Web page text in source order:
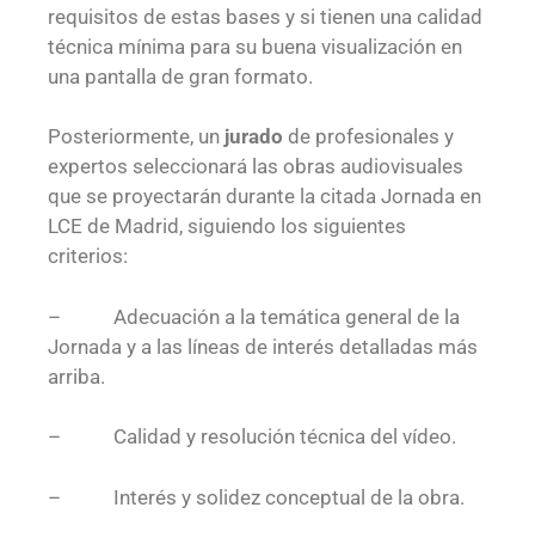
requisitos de estas bases y si tienen una calidad
técnica mínima para su buena visualización en
una pantalla de gran formato.
Posteriormente, un jurado de profesionales y
expertos seleccionará las obras audiovisuales
que se proyectarán durante la citada Jornada en
LCE de Madrid, siguiendo los siguientes
criterios:
– Adecuación a la temática general de la
Jornada y a las líneas de interés detalladas más
arriba.
– Calidad y resolución técnica del vídeo.
– Interés y solidez conceptual de la obra.